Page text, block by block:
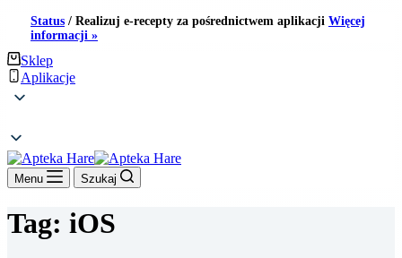
Status / Realizuj e-recepty za pośrednictwem aplikacji Więcej
informacji »
Sklep
Aplikacje
Menu Szukaj
Tag: iOS